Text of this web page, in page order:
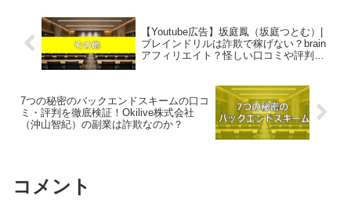
【Youtube広告】坂庭鳳（坂庭つとむ）|
ブレインドリルは詐欺で稼げない？brain
アフィリエイト？怪しい口コミや評判を
7つの秘密のバックエンドスキームの口コ
ミ・評判を徹底検証！Okilive株式会社
（沖山智紀）の副業は詐欺なのか？
コメント